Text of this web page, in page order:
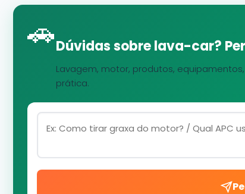
🚗Dúvidas sobre lava-car?
Lavagem, motor, produtos,
prática.